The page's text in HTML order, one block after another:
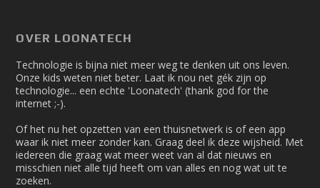
OVER LOONATECH
Technologie is bijna niet meer weg te denken uit ons leven.
Onze kids weten niet beter. Laat ik nou net gék zijn op
technologie... een echte 'Loonatech' (thank god for the
internet ;-).
Of het nu het opzetten van een thuisnetwerk is of een app
waar ik niet meer zonder kan. Graag deel ik deze wijsheid. Met
iedereen die graag wat meer weet van al dat nieuws en
misschien niet alle tijd heeft om van alles en nog wat uit te
zoeken.